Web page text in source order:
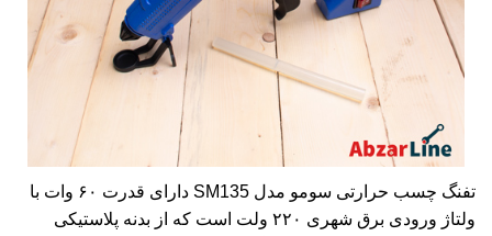
تفنگ چسب حرارتی سومو مدل SM135 دارای قدرت ۶۰ وات با
ولتاژ ورودی برق شهری ۲۲۰ ولت است که از بدنه پلاستیکی